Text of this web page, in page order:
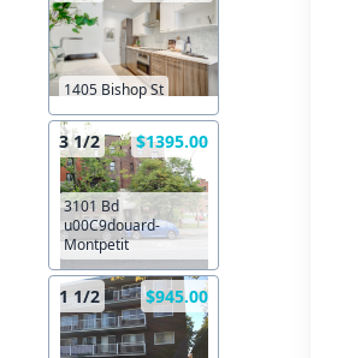
1405 Bishop St
3 1/2 $1395.00
3101 Bd
u00C9douard-
Montpetit
1 1/2 $945.00